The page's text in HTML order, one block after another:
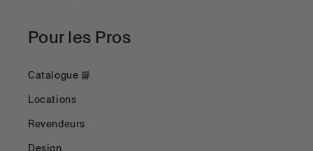
Pour les Pros
Catalogue 📘
Locations
Revendeurs
Design